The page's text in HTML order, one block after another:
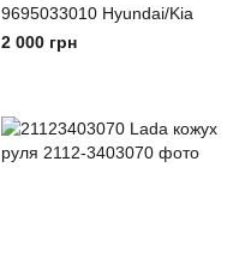
9695033010 Hyundai/Kia
2 000 грн